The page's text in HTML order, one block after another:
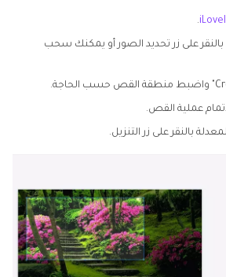
.
على زر تحديد الصور أو يمكنك سحب
عملية القص.
بالنقر على زر التنزيل.